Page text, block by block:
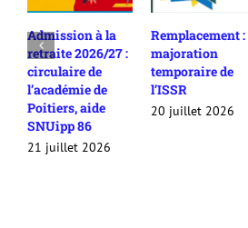
Remplacement :
majoration
temporaire de
l’ISSR
20 juillet 2026
Entretiens de
carrière PPCR :
suis-je concerné-
e en 2026/27 ?
20 juillet 2026